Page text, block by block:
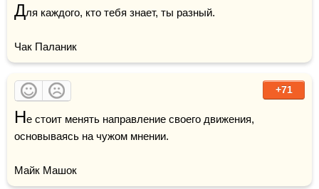
Для каждого, кто тебя знает, ты разный.
Чак Паланик
+71
Не стоит менять направление своего движения,
основываясь на чужом мнении.
Майк Машок